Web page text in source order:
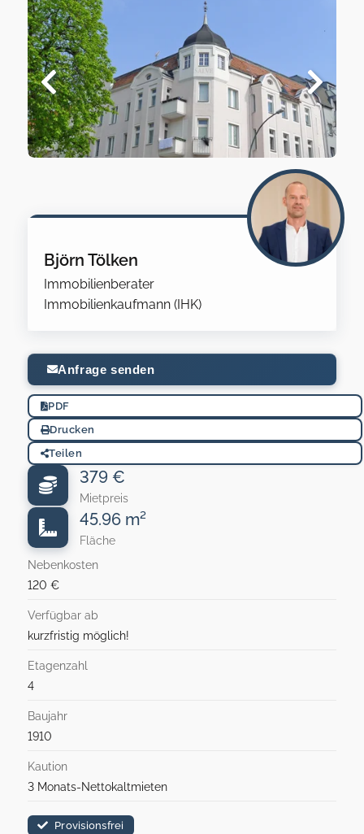
Björn Tölken
Immobilienberater
Immobilienkaufmann (IHK)
Anfrage senden
PDF
Drucken
Teilen
379 €
Mietpreis
45.96 m²
Fläche
Nebenkosten
120 €
Verfügbar ab
kurzfristig möglich!
Etagenzahl
4
Baujahr
1910
Kaution
3 Monats-Nettokaltmieten
Provisionsfrei